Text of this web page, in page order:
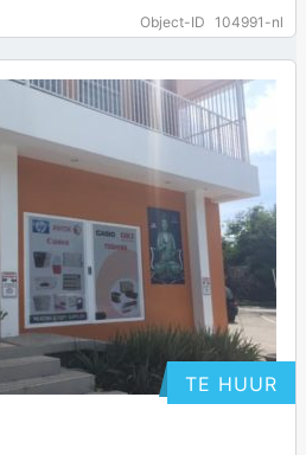
Object-ID 104991-nl
units en gemakkelijke
… more
TE HUUR